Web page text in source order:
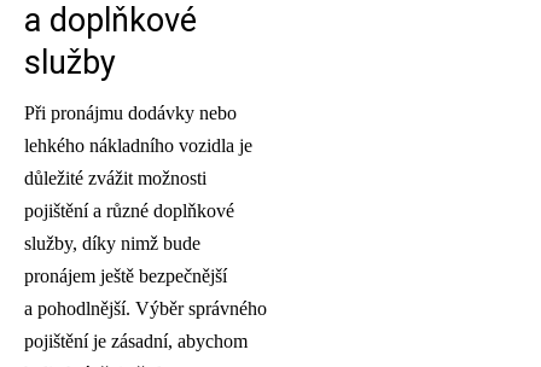
a doplňkové
služby
Při pronájmu dodávky nebo
lehkého nákladního vozidla je
důležité zvážit možnosti
pojištění a různé doplňkové
služby, díky nimž bude
pronájem ještě bezpečnější
a pohodlnější. Výběr správného
pojištění je zásadní, abychom